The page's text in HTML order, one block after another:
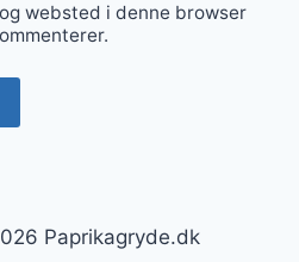
websted i denne browser
Paprikagryde.dk